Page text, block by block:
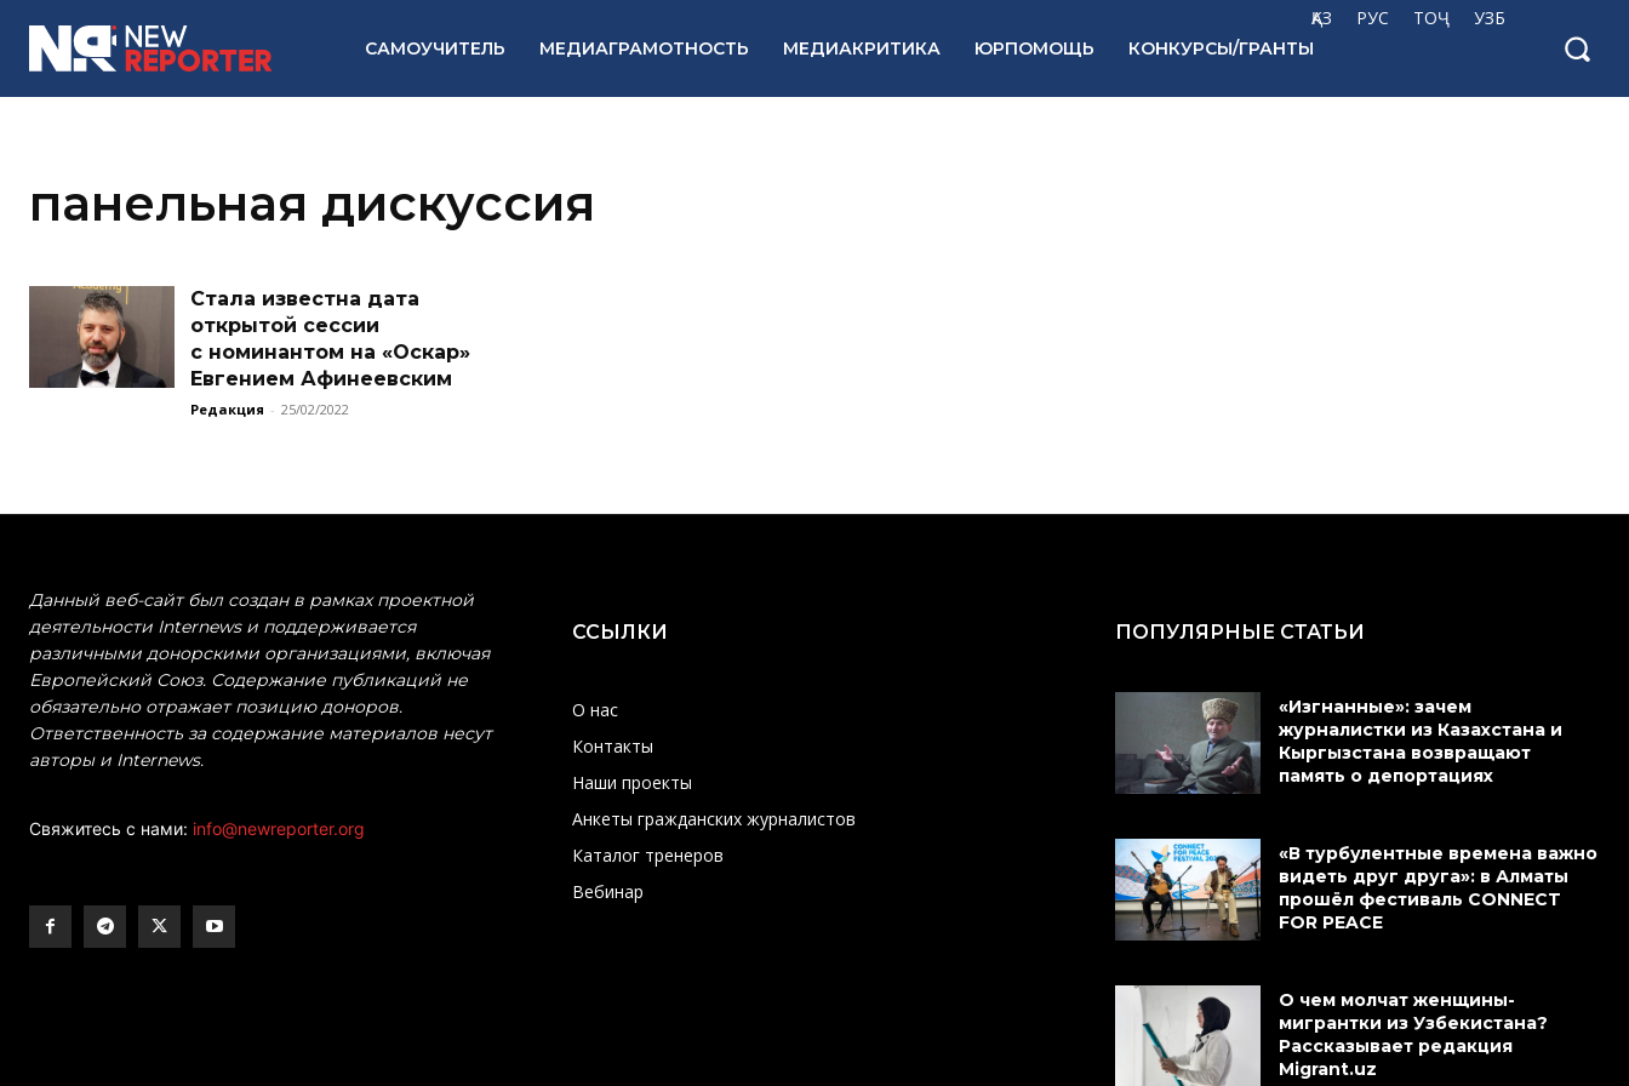
ҚАЗ РУС ТОҶ УЗБ
САМОУЧИТЕЛЬ МЕДИАГРАМОТНОСТЬ МЕДИАКРИТИКА ЮРПОМОЩЬ КОНКУРСЫ/ГРАНТЫ
панельная дискуссия
Стала известна дата
открытой сессии
с номинантом на «Оскар»
Евгением Афинеевским
Редакция - 25/02/2022
Данный веб-сайт был создан в рамках проектной
деятельности Internews и поддерживается
различными донорскими организациями, включая
Европейский Союз. Содержание публикаций не
обязательно отражает позицию доноров.
Ответственность за содержание материалов несут
авторы и Internews.
Свяжитесь с нами: info@newreporter.org
ССЫЛКИ
О нас
Контакты
Наши проекты
Анкеты гражданских журналистов
Каталог тренеров
Вебинар
ПОПУЛЯРНЫЕ СТАТЬИ
«Изгнанные»: зачем
журналистки из Казахстана и
Кыргызстана возвращают
память о депортациях
«В турбулентные времена важно
видеть друг друга»: в Алматы
прошёл фестиваль CONNECT
FOR PEACE
О чем молчат женщины-
мигрантки из Узбекистана?
Рассказывает редакция
Migrant.uz